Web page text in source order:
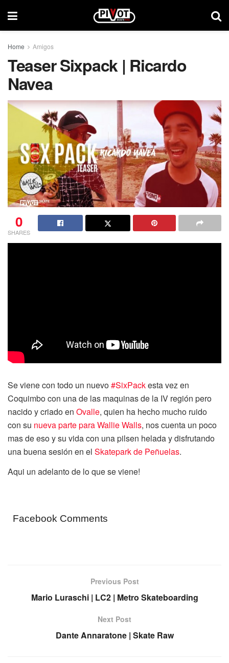
Home Amigos
Teaser Sixpack | Ricardo
Navea
0
SHARES
Se viene con todo un nuevo#SixPackesta vez en
Coquimbo con una de las maquinas de la IV región pero
nacido y criado en Ovalle, quien ha hecho mucho ruido
con su nueva parte para Wallie Walls, nos cuenta un poco
mas de eso y su vida con una pilsen helada y disfrutando
una buena sesión en el Skatepark de Peñuelas.
Aqui un adelanto de lo que se viene!
Facebook Comments
Previous Post
Mario Luraschi | LC2 | Metro Skateboarding
Next Post
Dante Annaratone | Skate Raw